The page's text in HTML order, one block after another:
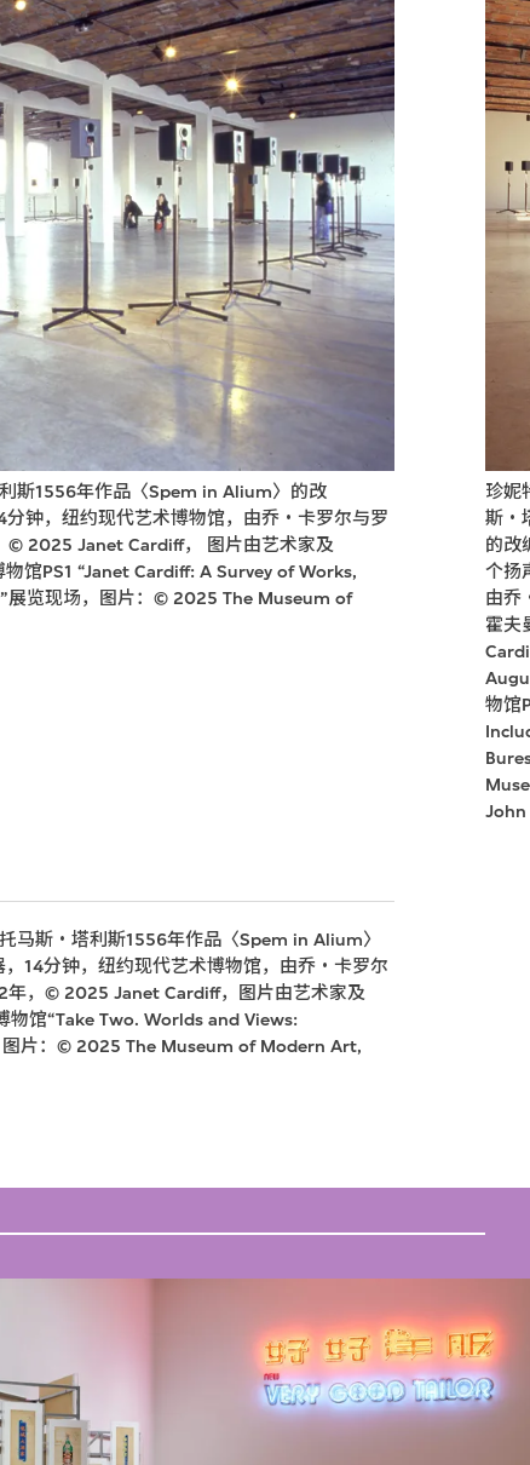
斯1556年作品〈Spem in Alium〉的改
钟，纽约现代艺术博物馆，由乔・卡罗尔与罗
© 2025 Janet Cardiff， 图片由艺术家及
馆PS1 “Janet Cardiff: A Survey of Works,
览现场，图片：© 2025 The Museum of
珍妮
斯・
的改
个扬
由乔
霍夫
物馆
马斯・塔利斯1556年作品〈Spem in Alium〉
14分钟，纽约现代艺术博物馆，由乔・卡罗尔
年，© 2025 Janet Cardiff，图片由艺术家及
馆“Take Two. Worlds and Views:
片：© 2025 The Museum of Modern Art,